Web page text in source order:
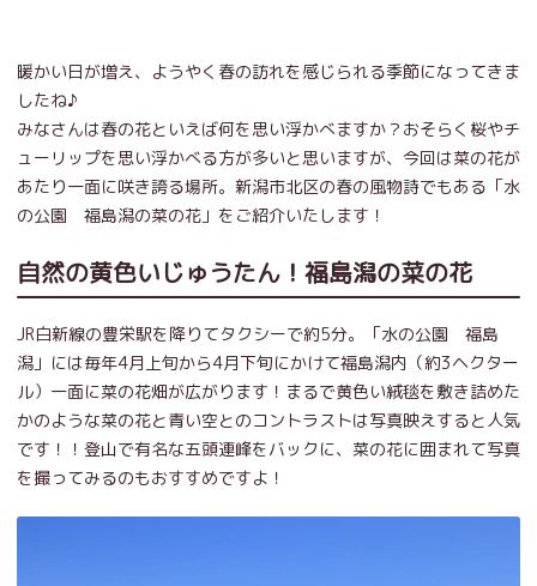
暖かい日が増え、ようやく春の訪れを感じられる季節になってきま
したね♪
みなさんは春の花といえば何を思い浮かべますか？おそらく桜やチ
ューリップを思い浮かべる方が多いと思いますが、今回は菜の花が
あたり一面に咲き誇る場所。新潟市北区の春の風物詩でもある「水
の公園 福島潟の菜の花」をご紹介いたします！
自然の黄色いじゅうたん！福島潟の菜の花
JR白新線の豊栄駅を降りてタクシーで約5分。「水の公園 福島
潟」には毎年4月上旬から4月下旬にかけて福島潟内（約3ヘクター
ル）一面に菜の花畑が広がります！まるで黄色い絨毯を敷き詰めた
かのような菜の花と青い空とのコントラストは写真映えすると人気
です！！登山で有名な五頭連峰をバックに、菜の花に囲まれて写真
を撮ってみるのもおすすめですよ！